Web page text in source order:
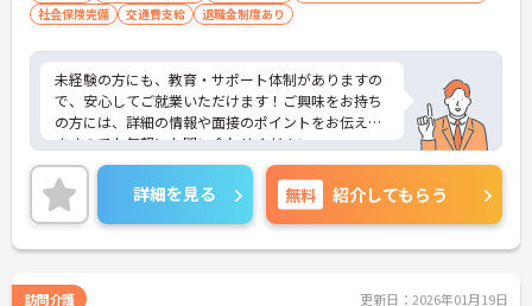
社会保険完備
交通費支給 退職金制度あり
未経験の方にも、教育・サポート体制がありますの
で、安心してご就業いただけます！ご興味をお持ち
の方には、詳細の情報や面接のポイントをお伝えし
ますのでお気軽にお問い合わせください。
詳細を見る 無料 紹介してもらう
訪問介護 更新日：2026年01月19日